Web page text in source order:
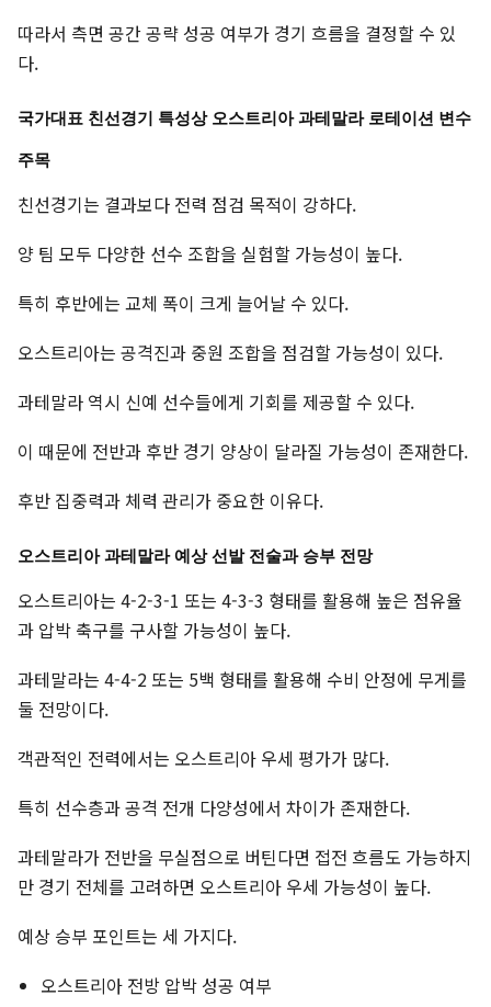
따라서 측면 공간 공략 성공 여부가 경기 흐름을 결정할 수 있
다.
국가대표 친선경기 특성상 오스트리아 과테말라 로테이션 변수
주목
친선경기는 결과보다 전력 점검 목적이 강하다.
양 팀 모두 다양한 선수 조합을 실험할 가능성이 높다.
특히 후반에는 교체 폭이 크게 늘어날 수 있다.
오스트리아는 공격진과 중원 조합을 점검할 가능성이 있다.
과테말라 역시 신예 선수들에게 기회를 제공할 수 있다.
이 때문에 전반과 후반 경기 양상이 달라질 가능성이 존재한다.
후반 집중력과 체력 관리가 중요한 이유다.
오스트리아 과테말라 예상 선발 전술과 승부 전망
오스트리아는 4-2-3-1 또는 4-3-3 형태를 활용해 높은 점유율
과 압박 축구를 구사할 가능성이 높다.
과테말라는 4-4-2 또는 5백 형태를 활용해 수비 안정에 무게를
둘 전망이다.
객관적인 전력에서는 오스트리아 우세 평가가 많다.
특히 선수층과 공격 전개 다양성에서 차이가 존재한다.
과테말라가 전반을 무실점으로 버틴다면 접전 흐름도 가능하지
만 경기 전체를 고려하면 오스트리아 우세 가능성이 높다.
예상 승부 포인트는 세 가지다.
오스트리아 전방 압박 성공 여부